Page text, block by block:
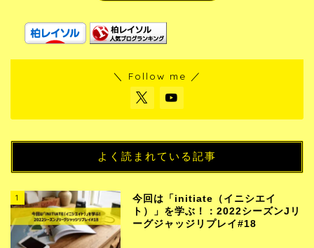
＼ Follow me ／
よく読まれている記事
1
今回は「initiate（イニシエイ
ト）」を学ぶ！：2022シーズンJリ
ーグジャッジリプレイ#18